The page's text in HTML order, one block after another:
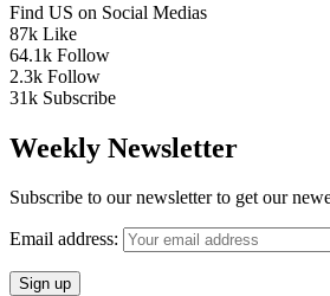
Find US on Social Medias
87k Like
64.1k Follow
2.3k Follow
31k Subscribe
Weekly Newsletter
Subscribe to our newsletter to get our
Email address: